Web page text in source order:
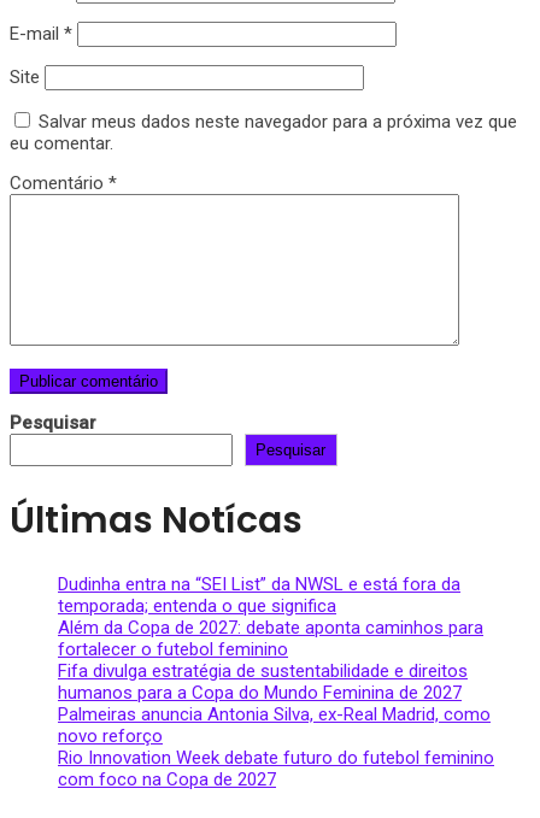
E-mail *
Site
Salvar meus dados neste navegador para a próxima vez que
eu comentar.
Comentário *
Pesquisar
Pesquisar
Últimas Notícas
Dudinha entra na “SEI List” da NWSL e está fora da
temporada; entenda o que significa
Além da Copa de 2027: debate aponta caminhos para
fortalecer o futebol feminino
Fifa divulga estratégia de sustentabilidade e direitos
humanos para a Copa do Mundo Feminina de 2027
Palmeiras anuncia Antonia Silva, ex-Real Madrid, como
novo reforço
Rio Innovation Week debate futuro do futebol feminino
com foco na Copa de 2027